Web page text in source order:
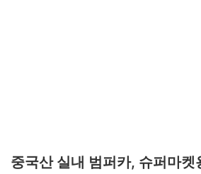
중국산 실내 범퍼카, 슈퍼마켓